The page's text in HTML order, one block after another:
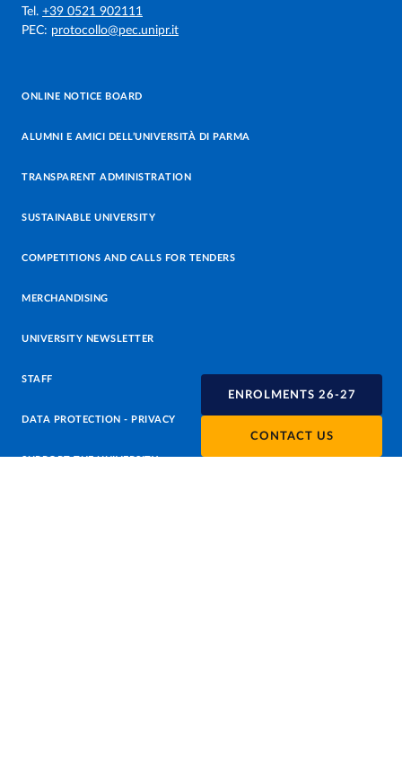
ENROLMENTS 26-27
CONTACT US
Tel. +39 0521 902111
PEC: protocollo@pec.unipr.it
ONLINE NOTICE BOARD
ALUMNI E AMICI DELL’UNIVERSITÀ DI PARMA
TRANSPARENT ADMINISTRATION
SUSTAINABLE UNIVERSITY
COMPETITIONS AND CALLS FOR TENDERS
MERCHANDISING
UNIVERSITY NEWSLETTER
STAFF
DATA PROTECTION - PRIVACY
SUPPORT THE UNIVERSITY